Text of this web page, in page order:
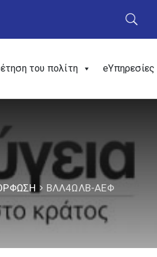
του πολίτη eΥπηρεσίες
ΒΛΛ4ΩΛΒ-ΑΕΦ